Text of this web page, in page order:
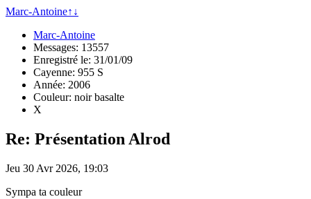
Marc-Antoine↑ ↓
Marc-Antoine
Messages: 13557
Enregistré le: 31/01/09
Cayenne: 955 S
Année: 2006
Couleur: noir basalte
X
Re: Présentation Alrod
Jeu 30 Avr 2026, 19:03
Sympa ta couleur